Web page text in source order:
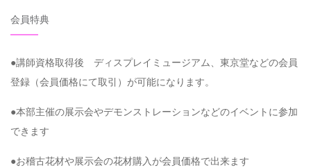
会員特典
●講師資格取得後 ディスプレイミュージアム、東京堂などの会員
登録（会員価格にて取引）が可能になります。
●本部主催の展示会やデモンストレーションなどのイベントに参加
できます
●お稽古花材や展示会の花材購入が会員価格で出来ます